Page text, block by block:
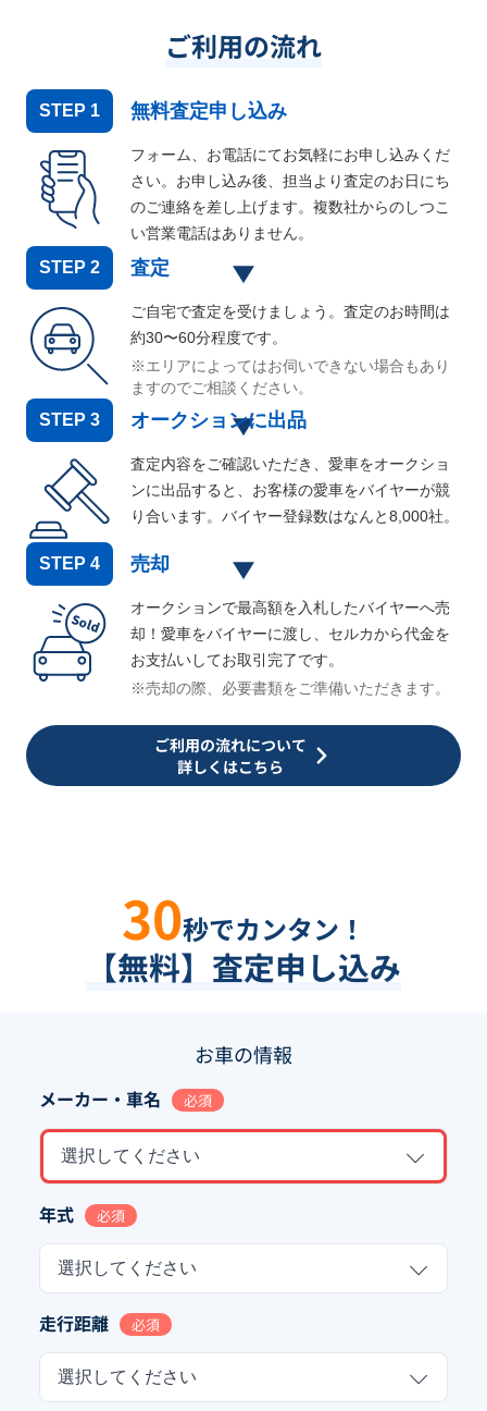
ご利用の流れ
STEP 1 無料査定申し込み
フォーム、お電話にてお気軽にお申し込みくだ
さい。お申し込み後、担当より査定のお日にち
のご連絡を差し上げます。複数社からのしつこ
い営業電話はありません。
STEP 2 査定
ご自宅で査定を受けましょう。査定のお時間は
約30〜60分程度です。
※エリアによってはお伺いできない場合もあり
ますのでご相談ください。
STEP 3 オークションに出品
査定内容をご確認いただき、愛車をオークショ
ンに出品すると、お客様の愛車をバイヤーが競
り合います。バイヤー登録数はなんと8,000社。
STEP 4 売却
オークションで最高額を入札したバイヤーへ売
却！愛車をバイヤーに渡し、セルカから代金を
お支払いしてお取引完了です。
※売却の際、必要書類をご準備いただきます。
ご利用の流れについて
詳しくはこちら
30秒でカンタン！
【無料】査定申し込み
お車の情報
メーカー・車名 必須
選択してください
年式 必須
選択してください
走行距離 必須
選択してください